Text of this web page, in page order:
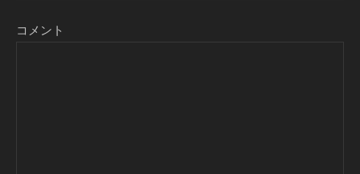
コメント